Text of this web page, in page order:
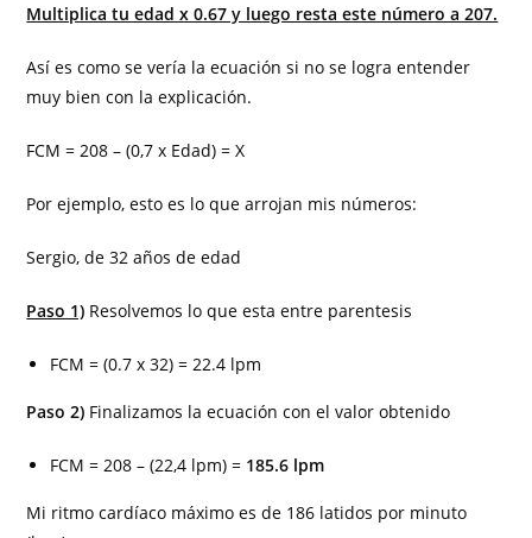
Multiplica tu edad x 0.67 y luego resta este número a 207.
Así es como se vería la ecuación si no se logra entender
muy bien con la explicación.
FCM = 208 – (0,7 x Edad) = X
Por ejemplo, esto es lo que arrojan mis números:
Sergio, de 32 años de edad
Paso 1) Resolvemos lo que esta entre parentesis
FCM = (0.7 x 32) = 22.4 lpm
Paso 2) Finalizamos la ecuación con el valor obtenido
FCM = 208 – (22,4 lpm) = 185.6 lpm
Mi ritmo cardíaco máximo es de 186 latidos por minuto